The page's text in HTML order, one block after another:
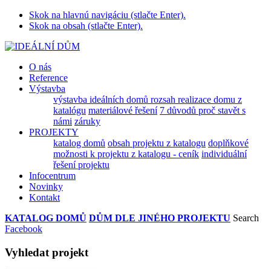
Skok na hlavnú navigáciu (stlačte Enter).
Skok na obsah (stlačte Enter).
O nás
Reference
Výstavba
výstavba ideálních domů rozsah realizace domu z
katalógu materiálové řešení 7 důvodů proč stavět s
námi záruky
PROJEKTY
katalog domů obsah projektu z katalogu doplňkové
možnosti k projektu z katalogu - ceník individuální
řešení projektu
Infocentrum
Novinky
Kontakt
KATALOG DOMŮ DŮM DLE JINÉHO PROJEKTU Search
Facebook
Vyhledat projekt